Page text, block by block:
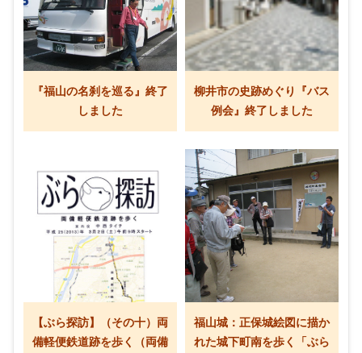
『福山の名刹を巡る』終了
しました
柳井市の史跡めぐり『バス
例会』終了しました
【ぶら探訪】（その十）両
備軽便鉄道跡を歩く（両備
福山城：正保城絵図に描か
れた城下町南を歩く「ぶら